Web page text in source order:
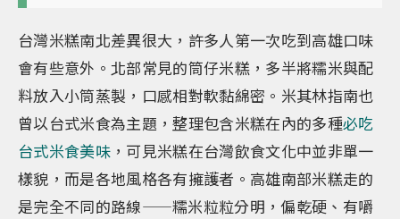
台灣米糕南北差異很大，許多人第一次吃到高雄口味
會有些意外。北部常見的筒仔米糕，多半將糯米與配
料放入小筒蒸製，口感相對軟黏綿密。米其林指南也
曾以台式米食為主題，整理包含米糕在內的多種必吃
台式米食美味 ，可見米糕在台灣飲食文化中並非單一
樣貌，而是各地風格各有擁護者。高雄南部米糕走的
是完全不同的路線——糯米粒粒分明，偏乾硬、有嚼